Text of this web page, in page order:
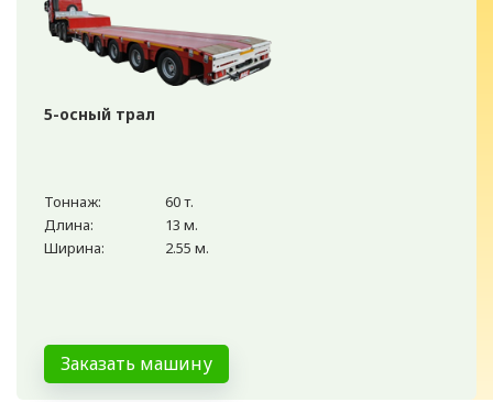
5-осный трал
Тоннаж:
60 т.
Длина:
13 м.
Ширина:
2.55 м.
Заказать машину